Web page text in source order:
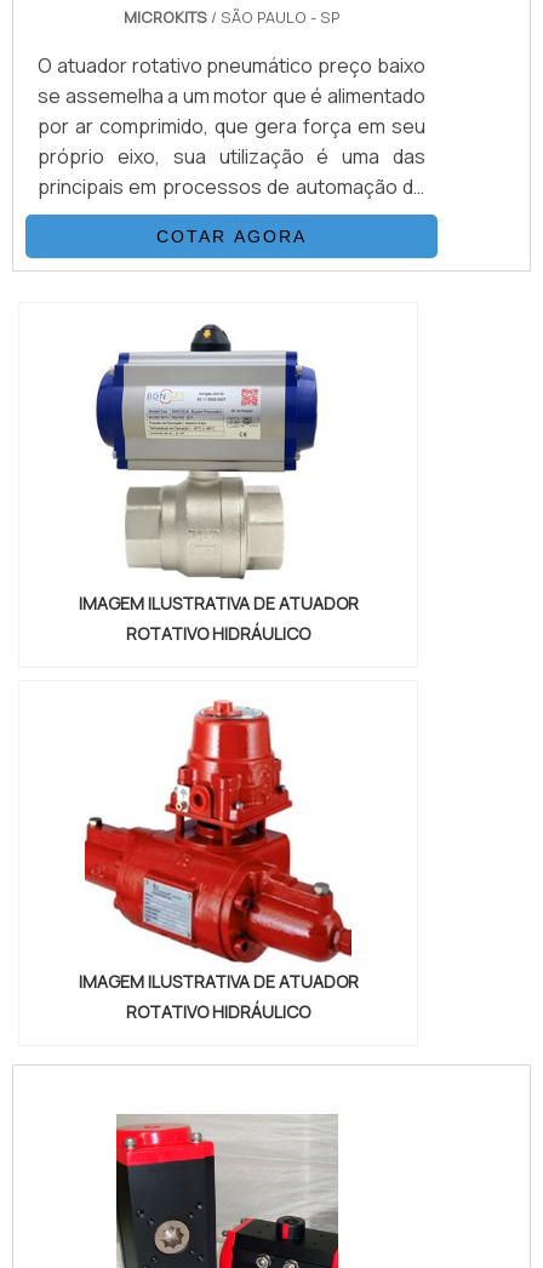
MICROKITS / SÃO PAULO - SP
O atuador rotativo pneumático preço baixo
se assemelha a um motor que é alimentado
por ar comprimido, que gera força em seu
próprio eixo, sua utilização é uma das
principais em processos de automação de
válvulas industriais rotativas. ONDE O
ATUADOR É APLICADO?O atuador
pneumático rotativo possui uma gama bem
indústrias químicas ou plantas e sistemas
suspensos em unidades de tratamento
d'água...
COTAR AGORA
IMAGEM ILUSTRATIVA DE ATUADOR
ROTATIVO HIDRÁULICO
IMAGEM ILUSTRATIVA DE ATUADOR
ROTATIVO HIDRÁULICO